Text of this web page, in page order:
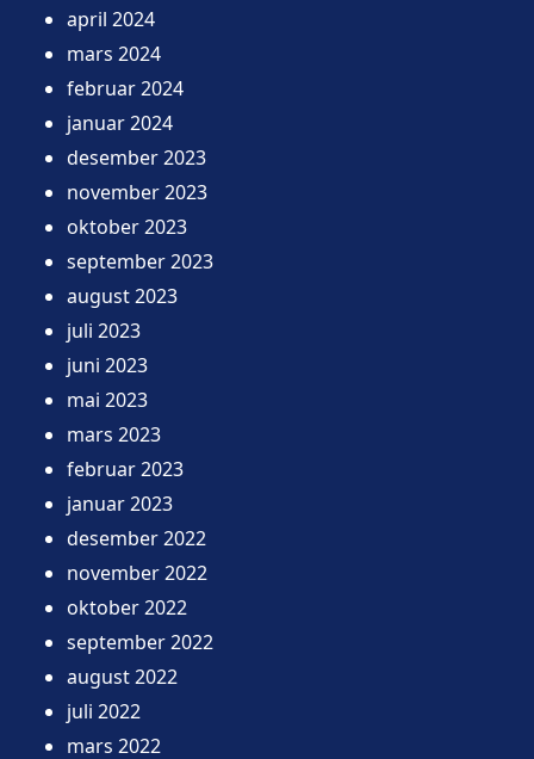
april 2024
mars 2024
februar 2024
januar 2024
desember 2023
november 2023
oktober 2023
september 2023
august 2023
juli 2023
juni 2023
mai 2023
mars 2023
februar 2023
januar 2023
desember 2022
november 2022
oktober 2022
september 2022
august 2022
juli 2022
mars 2022